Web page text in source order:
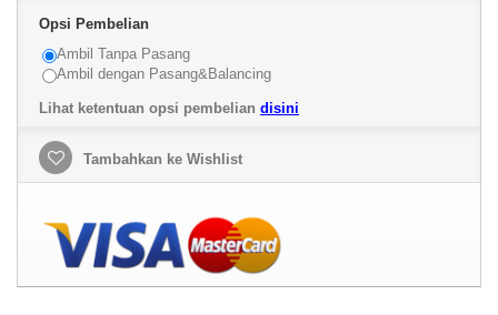
Opsi Pembelian
Ambil Tanpa Pasang
Ambil dengan Pasang&Balancing
Lihat ketentuan opsi pembelian disini
Tambahkan ke Wishlist